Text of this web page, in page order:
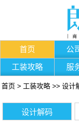
首页 公
工装攻略 服
首页 > 工装攻略 >> 设计
设计解码